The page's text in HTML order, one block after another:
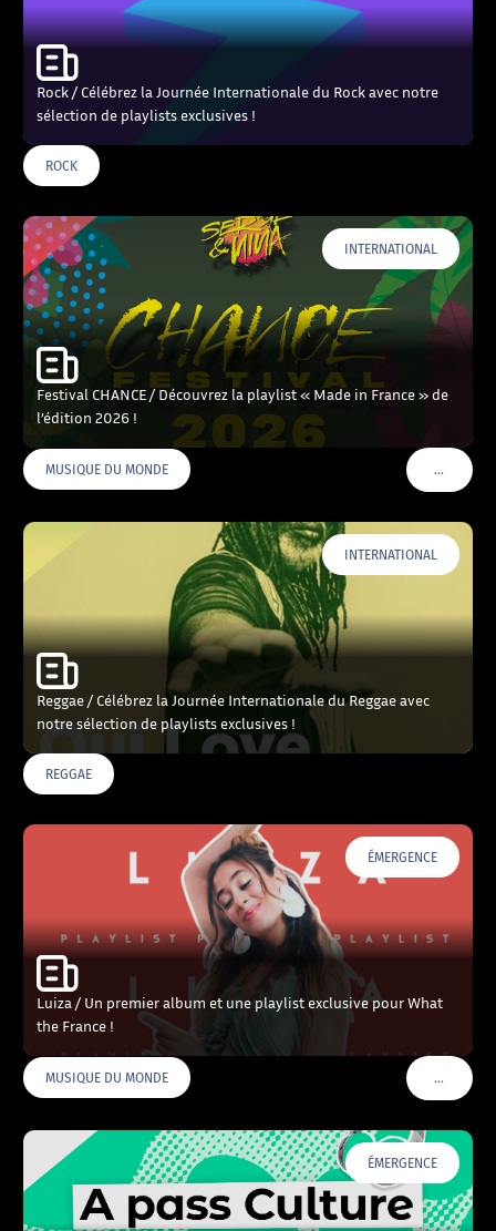
Rock / Célébrez la Journée Internationale du Rock avec notre
sélection de playlists exclusives !
ROCK
INTERNATIONAL
Festival CHANCE / Découvrez la playlist « Made in France » de
l’édition 2026 !
MUSIQUE DU MONDE …VOIR
INTERNATIONAL
Reggae / Célébrez la Journée Internationale du Reggae avec
notre sélection de playlists exclusives !
REGGAE
ÉMERGENCE
Luiza / Un premier album et une playlist exclusive pour What
the France !
MUSIQUE DU MONDE …VOIR
ÉMERGENCE